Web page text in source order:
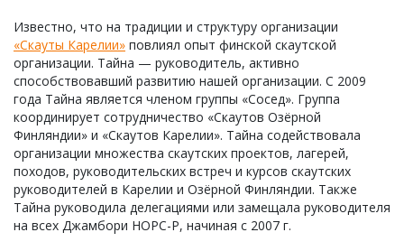
Известно, что на традиции и структуру организации
«Скауты Карелии» повлиял опыт финской скаутской
организации. Тайна — руководитель, активно
способствовавший развитию нашей организации. С 2009
года Тайна является членом группы «Сосед». Группа
координирует сотрудничество «Скаутов Озёрной
Финляндии» и «Скаутов Карелии». Тайна содействовала
организации множества скаутских проектов, лагерей,
походов, руководительских встреч и курсов скаутских
руководителей в Карелии и Озёрной Финляндии. Также
Тайна руководила делегациями или замещала руководителя
на всех Джамбори НОРС-Р, начиная с 2007 г.